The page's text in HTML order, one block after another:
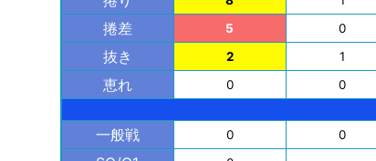
捲差 5 0
抜き 2 1
恵れ 0 0
一般戦 0 0